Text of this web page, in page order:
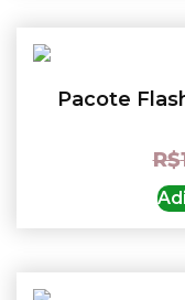
Pacote
R$